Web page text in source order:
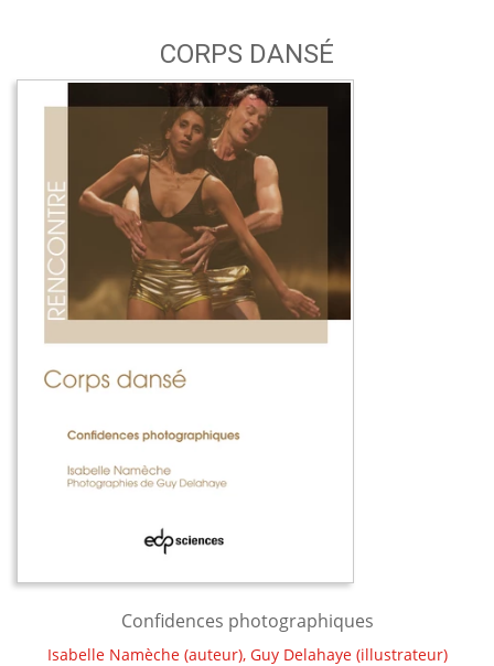
CORPS DANSÉ
Confidences photographiques
Isabelle Namèche(auteur), Guy Delahaye(illustrateur)